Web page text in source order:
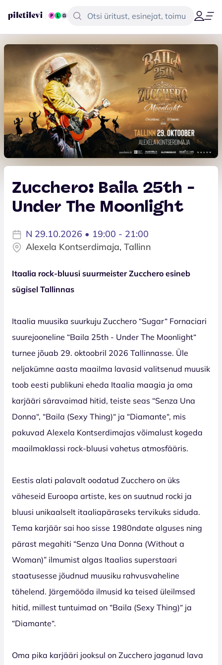
Zucchero: Baila 25th -
Under The Moonlight
N 29.10.2026 • 19:00 - 21:00
Alexela Kontserdimaja, Tallinn
Itaalia rock-bluusi suurmeister Zucchero esineb
sügisel Tallinnas
Itaalia muusika suurkuju Zucchero “Sugar“ Fornaciari
suurejooneline “Baila 25th - Under The Moonlight“
turnee jõuab 29. oktoobril 2026 Tallinnasse. Üle
neljakümne aasta maailma lavasid valitsenud muusik
toob eesti publikuni eheda Itaalia maagia ja oma
karjääri säravaimad hitid, teiste seas “Senza Una
Donna“, “Baila (Sexy Thing)“ ja “Diamante“, mis
pakuvad Alexela Kontserdimajas võimalust kogeda
maailmaklassi rock-bluusi vahetus atmosfääris.
Eestis alati palavalt oodatud Zucchero on üks
väheseid Euroopa artiste, kes on suutnud rocki ja
bluusi unikaalselt itaaliapäraseks tervikuks siduda.
Tema karjäär sai hoo sisse 1980ndate alguses ning
pärast megahiti “Senza Una Donna (Without a
Woman)” ilmumist algas Itaalias superstaari
staatusesse jõudnud muusiku rahvusvaheline
tähelend. Järgemööda ilmusid ka teised üleilmsed
hitid, millest tuntuimad on “Baila (Sexy Thing)“ ja
“Diamante“.
Oma pika karjääri jooksul on Zucchero jaganud lava